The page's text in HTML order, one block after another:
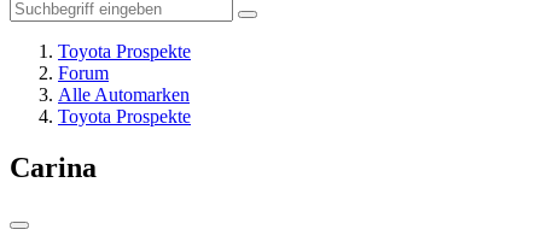
Toyota Prospekte
Forum
Alle Automarken
Toyota Prospekte
Carina